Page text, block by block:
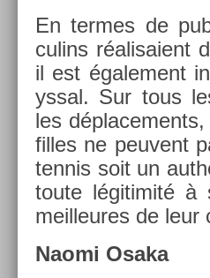
En ter­mes de
culins réalisaient
il est égale­ment
yss­al. Sur tous
les
fil­les ne peuvent
ten­nis soit un
toute légitimité à
meil­leures de leur
Naomi Osaka